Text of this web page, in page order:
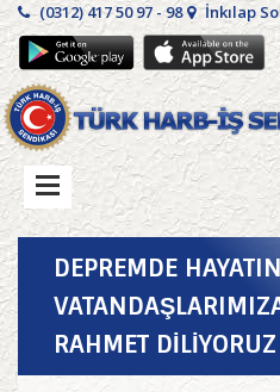
(0312) 417 50 97 - 98 İnkılap
DEPREMDE
RAHMET DİLİYORUZ